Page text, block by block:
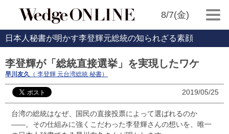
8/7(金)
日本人秘書が明かす李登輝元総統の知られざる素顔
李登輝が「総統直接選挙」を実現したワケ
早川友久 （ 李登輝 元台湾総統 秘書）
2019/05/25
台湾の総統はなぜ、国民の直接投票によって選ばれるのか
――。その仕組みに強くこだわった李登輝さんの想いを、唯一